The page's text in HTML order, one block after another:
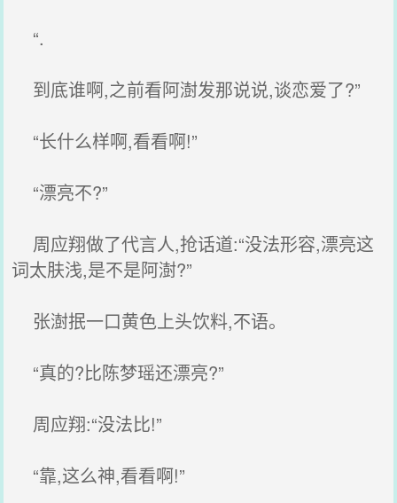
“.
到底谁啊,之前看阿澍发那说说,谈恋爱了?”
“长什么样啊,看看啊!”
“漂亮不?”
周应翔做了代言人,抢话道:“没法形容,漂亮这
词太肤浅,是不是阿澍?”
张澍抿一口黄色上头饮料,不语。
“真的?比陈梦瑶还漂亮?”
周应翔:“没法比!”
“靠,这么神,看看啊!”